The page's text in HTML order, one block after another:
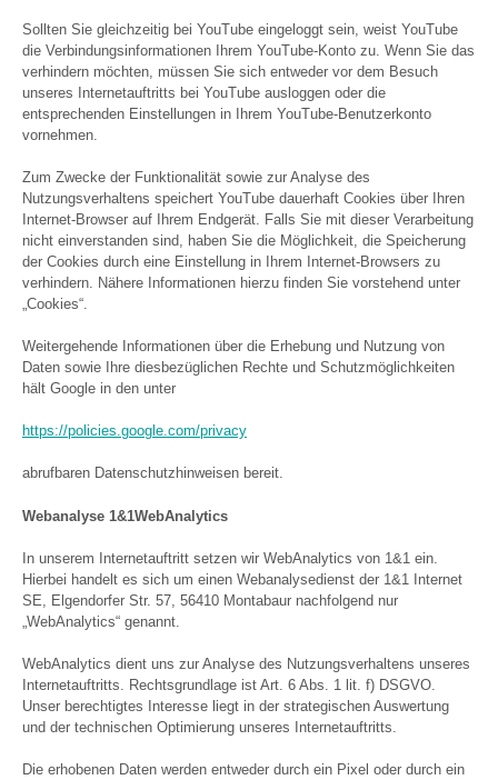
Sollten Sie gleichzeitig bei YouTube eingeloggt sein, weist YouTube
die Verbindungsinformationen Ihrem YouTube-Konto zu. Wenn Sie das
verhindern möchten, müssen Sie sich entweder vor dem Besuch
unseres Internetauftritts bei YouTube ausloggen oder die
entsprechenden Einstellungen in Ihrem YouTube-Benutzerkonto
vornehmen.
Zum Zwecke der Funktionalität sowie zur Analyse des
Nutzungsverhaltens speichert YouTube dauerhaft Cookies über Ihren
Internet-Browser auf Ihrem Endgerät. Falls Sie mit dieser Verarbeitung
nicht einverstanden sind, haben Sie die Möglichkeit, die Speicherung
der Cookies durch eine Einstellung in Ihrem Internet-Browsers zu
verhindern. Nähere Informationen hierzu finden Sie vorstehend unter
„Cookies“.
Weitergehende Informationen über die Erhebung und Nutzung von
Daten sowie Ihre diesbezüglichen Rechte und Schutzmöglichkeiten
hält Google in den unter
https://policies.google.com/privacy
abrufbaren Datenschutzhinweisen bereit.
Webanalyse 1&1WebAnalytics
In unserem Internetauftritt setzen wir WebAnalytics von 1&1 ein.
Hierbei handelt es sich um einen Webanalysedienst der 1&1 Internet
SE, Elgendorfer Str. 57, 56410 Montabaur nachfolgend nur
„WebAnalytics“ genannt.
WebAnalytics dient uns zur Analyse des Nutzungsverhaltens unseres
Internetauftritts. Rechtsgrundlage ist Art. 6 Abs. 1 lit. f) DSGVO.
Unser berechtigtes Interesse liegt in der strategischen Auswertung
und der technischen Optimierung unseres Internetauftritts.
Die erhobenen Daten werden entweder durch ein Pixel oder durch ein